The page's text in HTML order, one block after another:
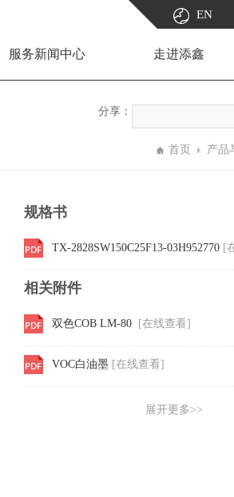
EN
服务新闻中心 走进添鑫
分享：
首页 产品
规格书
TX-2828SW150C25F13-03H952770 [
相关附件
双色COB LM-80 [在线查看]
VOC白油墨 [在线查看]
双色COB铝基 ROHS报告 [在线查看]